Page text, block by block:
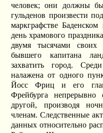
человек; они должны
гульденов произвести
маркграфстве
день храмового
двумя тысячами
бывшего капитана
захватить город.
налажена от одного
Йосс Фриц и его
Фрейбурга непрерывно
другой, производя
членам. Следственные
данных относительно